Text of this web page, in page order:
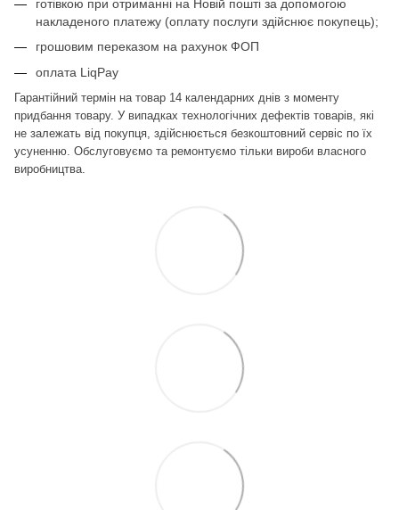
готівкою при отриманні на Новій пошті за допомогою
накладеного платежу (оплату послуги здійснює покупець);
грошовим переказом на рахунок ФОП
оплата LiqPay
Гарантійний термін на товар 14 календарних днів з моменту
придбання товару. У випадках технологічних дефектів товарів, які
не залежать від покупця, здійснюється безкоштовний сервіс по їх
усуненню. Обслуговуємо та ремонтуємо тільки вироби власного
виробництва.